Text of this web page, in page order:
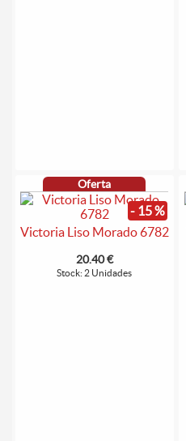
Oferta
- 15 %
Victoria Liso Morado 6782
20.40 €
Stock: 2 Unidades